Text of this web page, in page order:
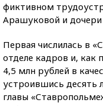
фиктивном
Арашуковой и
Первая числилась в
отделе кадров и, как
4,5 млн рублей в
устроившись десять
главы